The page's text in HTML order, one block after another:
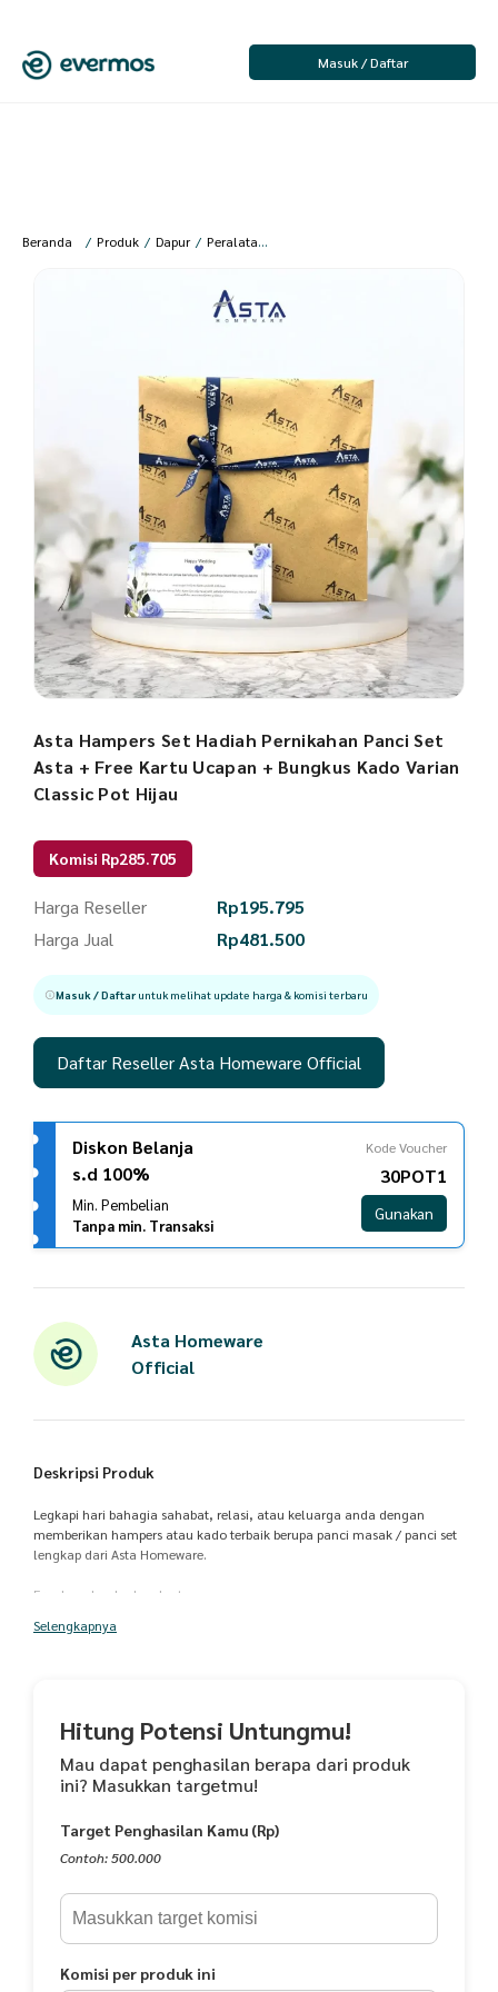
Masuk / Daftar
Beranda / Produk / Dapur / Peralatan Masak
Asta Hampers Set Hadiah Pernikahan Panci Set
Asta + Free Kartu Ucapan + Bungkus Kado Varian
Classic Pot Hijau
Komisi Rp285.705
Harga Reseller Rp195.795
Harga Jual
Rp481.500
Masuk / Daftaruntuk melihat update harga & komisi terbaru
Daftar Reseller Asta Homeware Official
Diskon Belanja
s.d 100%
Min. Pembelian
Tanpa min. Transaksi
Kode Voucher
30POT1
Gunakan
Asta Homeware
Official
Deskripsi Produk
Legkapi hari bahagia sahabat, relasi, atau keluarga anda dengan
memberikan hampers atau kado terbaik berupa panci masak / panci set
lengkap dari Asta Homeware.
Free bungkus kado + kartu ucapan.
1. Panci Anti Lengket Set Lengkap Asta Marbello 7 pcs
Materialnya dari campuran besi kuat dan dilapisi dengan coating
marble anti lengket teknologi terbaru berkualitas Food Grade. Desainnya
mewah di dapur anda,
Selengkapnya
Hitung Potensi Untungmu!
Mau dapat penghasilan berapa dari produk
ini? Masukkan targetmu!
Target Penghasilan Kamu (Rp)
Contoh: 500.000
Komisi per produk ini